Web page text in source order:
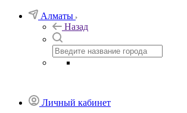
Алматы
Назад
Личный кабинет